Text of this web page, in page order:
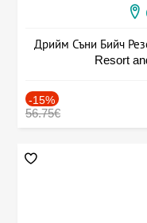
Дрийм Съни Бийч
Resort
-15%
56.75€